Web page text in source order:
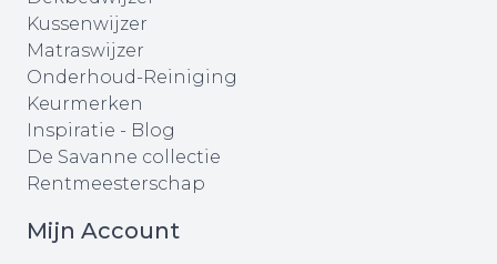
Kussenwijzer
Matraswijzer
Onderhoud-Reiniging
Keurmerken
Inspiratie - Blog
De Savanne collectie
Rentmeesterschap
Mijn Account